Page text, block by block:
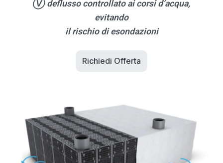
Ⓥ deflusso controllato ai corsi d’acqua,
evitando
il rischio di esondazioni
Richiedi Offerta